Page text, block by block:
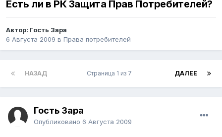
Есть ли в РК Защита Прав Потребителей?
Автор: Гость Зара
6 Августа 2009 в Права потребителей
НАЗАД ДАЛЕЕ
Страница 1 из 7
Гость Зара
Опубликовано 6 Августа 2009